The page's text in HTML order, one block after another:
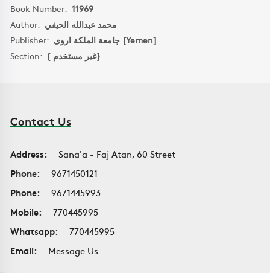
Book Number: 11969
Author: محمد عبدالله الحيفي
Publisher:
جامعة الملكة اروى [Yemen]
Section:
{ غير مستخدم}
Contact Us
Address:
Sana'a - Faj Atan, 60 Street
Phone:
9671450121
Phone:
9671445993
Mobile:
770445995
Whatsapp:
770445995
Email:
Message Us